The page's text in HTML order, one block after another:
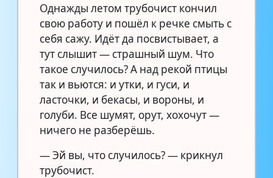
Однажды летом трубочист кончил
свою работу и пошёл к речке смыть с
себя сажу. Идёт да посвистывает, а
тут слышит — страшный шум. Что
такое случилось? А над рекой птицы
так и вьются: и утки, и гуси, и
ласточки, и бекасы, и вороны, и
голуби. Все шумят, орут, хохочут —
ничего не разберёшь.
— Эй вы, что случилось? — крикнул
трубочист.